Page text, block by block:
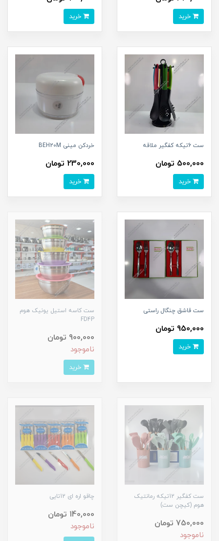
ست 6تیکه کفگیر ملاقه
500,000 تومان
خردکن مینی BEH20M
230,000 تومان
ست قاشق چنگال راستی
950,000 تومان
ست کاسه استیل یونیک هوم
FD4P
900,000 تومان
ناموجود
ست کفگیر 12تیکه رمانتیک
هوم (کیچن ست)
750,000 تومان
ناموجود
چاقو اره ای 12تایی
140,000 تومان
ناموجود